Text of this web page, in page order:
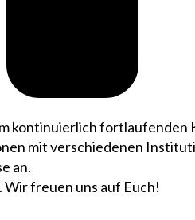
kontinuierlich fortlaufenden
mit verschiedenen
an.
freuen uns auf Euch!